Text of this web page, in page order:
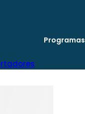
Programas